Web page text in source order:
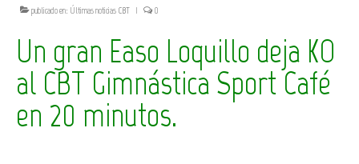
publicado en: Últimas noticias CBT | 0
Un gran Easo Loquillo deja KO
al CBT Gimnástica Sport Café
en 20 minutos.